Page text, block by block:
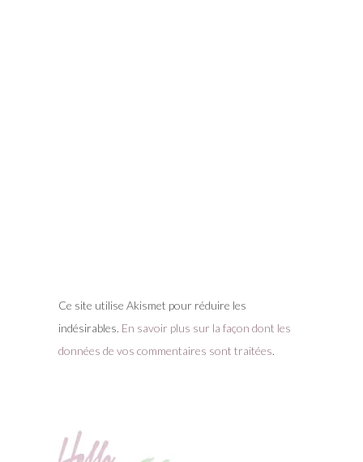
Ce site utilise Akismet pour réduire les
indésirables. En savoir plus sur la façon dont les
données de vos commentaires sont traitées.